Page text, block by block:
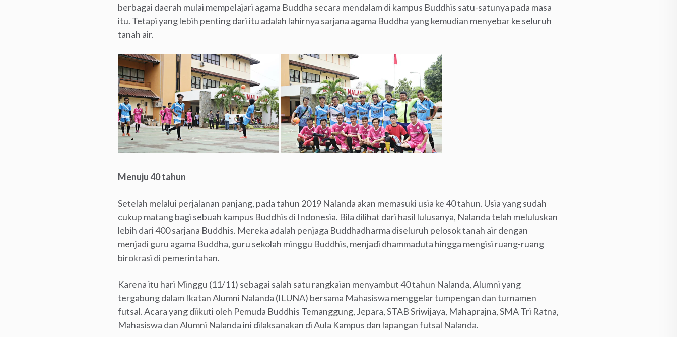
berbagai daerah mulai mempelajari agama Buddha secara mendalam di kampus Buddhis satu-satunya pada masa
itu. Tetapi yang lebih penting dari itu adalah lahirnya sarjana agama Buddha yang kemudian menyebar ke seluruh
tanah air.
Menuju 40 tahun
Setelah melalui perjalanan panjang, pada tahun 2019 Nalanda akan memasuki usia ke 40 tahun. Usia yang sudah
cukup matang bagi sebuah kampus Buddhis di Indonesia. Bila dilihat dari hasil lulusanya, Nalanda telah meluluskan
lebih dari 400 sarjana Buddhis. Mereka adalah penjaga Buddhadharma diseluruh pelosok tanah air dengan
menjadi guru agama Buddha, guru sekolah minggu Buddhis, menjadi dhammaduta hingga mengisi ruang-ruang
birokrasi di pemerintahan.
Karena itu hari Minggu (11/11) sebagai salah satu rangkaian menyambut 40 tahun Nalanda, Alumni yang
tergabung dalam Ikatan Alumni Nalanda (ILUNA) bersama Mahasiswa menggelar tumpengan dan turnamen
futsal. Acara yang diikuti oleh Pemuda Buddhis Temanggung, Jepara, STAB Sriwijaya, Mahaprajna, SMA Tri Ratna,
Mahasiswa dan Alumni Nalanda ini dilaksanakan di Aula Kampus dan lapangan futsal Nalanda.